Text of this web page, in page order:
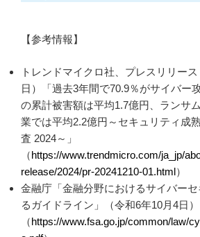
【参考情報】
トレンドマイクロ社、プレスリリー
日）「過去3年間で70.9％がサイバー
の累計被害額は平均1.7億円、ランサ
業では平均2.2億円～セキュリティ成
査 2024～」
（https://www.trendmicro.com/ja_jp/
release/2024/pr-20241210-01.html）
金融庁「金融分野におけるサイバー
るガイドライン」（令和6年10月4日）
（https://www.fsa.go.jp/common/law/